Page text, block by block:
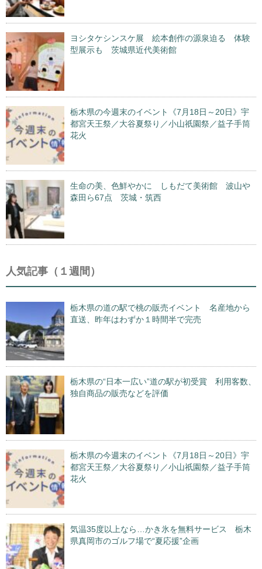
ヨシタケシンスケ展 絵本創作の源泉迫る 体験
型展示も 茨城県近代美術館
栃木県の今週末のイベント《7月18日～20日》宇
都宮天王祭／大谷夏祭り／小山祇園祭／益子手筒
花火
生命の美、色鮮やかに しもだて美術館 波山や
森田ら67点 茨城・筑西
人気記事（１週間）
栃木県の道の駅で桃の販売イベント 名産地から
直送、昨年はわずか１時間半で完売
栃木県の“日本一広い”道の駅が初受賞 利用客数、
独自商品の販売などを評価
栃木県の今週末のイベント《7月18日～20日》宇
都宮天王祭／大谷夏祭り／小山祇園祭／益子手筒
花火
気温35度以上なら…かき氷を無料サービス 栃木
県真岡市のゴルフ場で“夏応援”企画